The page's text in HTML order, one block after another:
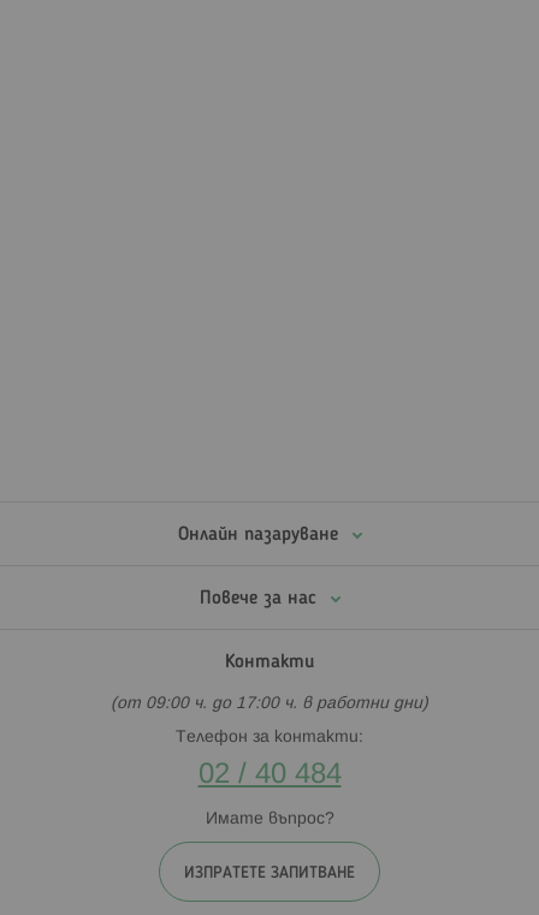
Онлайн пазаруване
Повече за нас
Контакти
(от 09:00 ч. до 17:00 ч. в работни дни)
Телефон за контакти:
02 / 40 484
Имате въпрос?
ИЗПРАТЕТЕ ЗАПИТВАНЕ